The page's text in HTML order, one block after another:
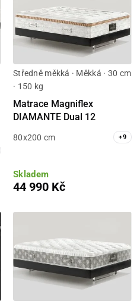
Středně měkká · Měkká · 30 cm
· 150 kg
Matrace Magniflex
DIAMANTE Dual 12
80x200 cm +9
Skladem
44 990 Kč